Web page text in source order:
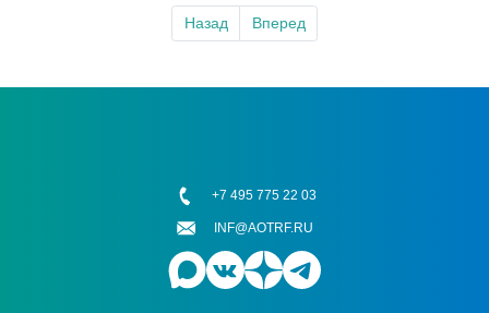
Назад Вперед
+7 495 775 22 03
INF@AOTRF.RU